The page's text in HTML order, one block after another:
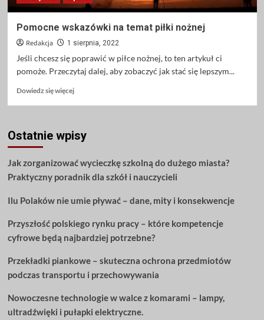
Pomocne wskazówki na temat piłki nożnej
Redakcja 1 sierpnia, 2022
Jeśli chcesz się poprawić w piłce nożnej, to ten artykuł ci
pomoże. Przeczytaj dalej, aby zobaczyć jak stać się lepszym...
Dowiedz się więcejDowiedz
Pomocne
wskazówki
temat
piłki
Ostatnie wpisy
Jak zorganizować wycieczkę szkolną do dużego miasta?
Praktyczny poradnik dla szkół i nauczycieli
Ilu Polaków nie umie pływać – dane, mity i konsekwencje
Przyszłość polskiego rynku pracy – które kompetencje
cyfrowe będą najbardziej potrzebne?
Przekładki piankowe – skuteczna ochrona przedmiotów
podczas transportu i przechowywania
Nowoczesne technologie w walce z komarami – lampy,
ultradźwięki i pułapki elektryczne.